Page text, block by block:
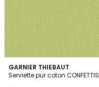
GARNIER THIEBAUT
Serviette pur coton CONFETTIS
4,5
/ 5
24
Couleurs